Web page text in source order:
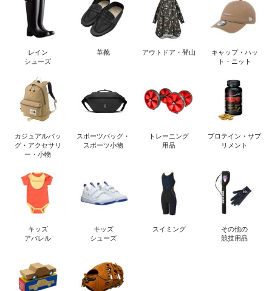
レイン
シューズ
革靴 アウトドア・登山
キャップ・ハッ
ト・ニット
カジュアルバッ
グ・アクセサリ
ー・小物
スポーツバッグ・
スポーツ小物
トレーニング
用品
プロテイン・サプ
リメント
キッズ
アパレル
キッズ
シューズ
スイミング
その他の
競技用品